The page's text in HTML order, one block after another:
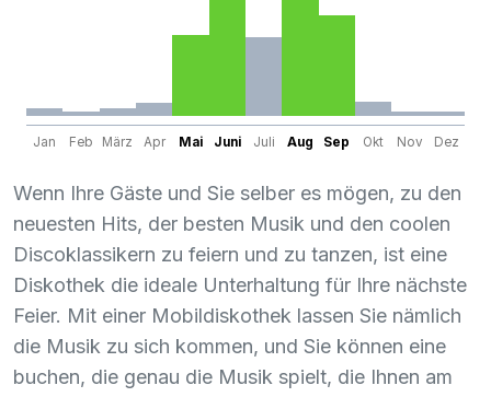
Jan Feb März Apr Mai Juni Juli Aug Sep Okt Nov Dez
Wenn Ihre Gäste und Sie selber es mögen, zu den
neuesten Hits, der besten Musik und den coolen
Discoklassikern zu feiern und zu tanzen, ist eine
Diskothek die ideale Unterhaltung für Ihre nächste
Feier. Mit einer Mobildiskothek lassen Sie nämlich
die Musik zu sich kommen, und Sie können eine
buchen, die genau die Musik spielt, die Ihnen am